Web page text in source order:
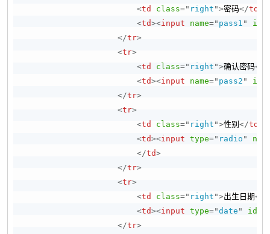
<td class=" right ">密码</td
<td><input name=" pass1 " id
</tr>
<tr>
<td class=" right ">确认密码</
<td><input name=" pass2 " id
</tr>
<tr>
<td class=" right ">性别 </td
<td><input type=" radio "
</td>
</tr>
<tr>
<td class=" right ">出生日期</
<td><input type="date " id
</tr>